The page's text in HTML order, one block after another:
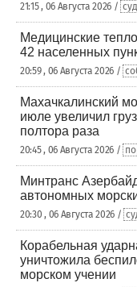
21:15 , 06 Августа 2026 /
Медицинские
42 населенных
20:59 , 06 Августа 2026 /
Махачкалинский
июле увеличил
полтора раза
20:45 , 06 Августа 2026 /
Минтранс
автономных
20:30 , 06 Августа 2026 /
Корабельная
уничтожила
морском учении